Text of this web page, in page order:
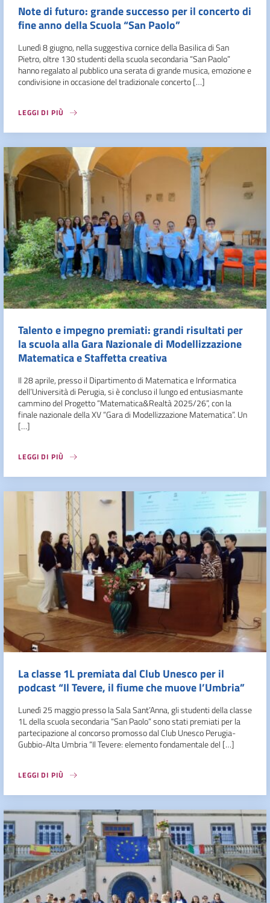
Note di futuro: grande successo per il concerto di
fine anno della Scuola “San Paolo”
Lunedì 8 giugno, nella suggestiva cornice della Basilica di San
Pietro, oltre 130 studenti della scuola secondaria “San Paolo”
hanno regalato al pubblico una serata di grande musica, emozione e
condivisione in occasione del tradizionale concerto […]
LEGGI DI PIÙ
Talento e impegno premiati: grandi risultati per
la scuola alla Gara Nazionale di Modellizzazione
Matematica e Staffetta creativa
Il 28 aprile, presso il Dipartimento di Matematica e Informatica
dell’Università di Perugia, si è concluso il lungo ed entusiasmante
cammino del Progetto “Matematica&Realtà 2025/26”, con la
finale nazionale della XV “Gara di Modellizzazione Matematica”. Un
[…]
LEGGI DI PIÙ
La classe 1L premiata dal Club Unesco per il
podcast “Il Tevere, il fiume che muove l’Umbria”
Lunedì 25 maggio presso la Sala Sant’Anna, gli studenti della classe
1L della scuola secondaria “San Paolo” sono stati premiati per la
partecipazione al concorso promosso dal Club Unesco Perugia-
Gubbio-Alta Umbria “Il Tevere: elemento fondamentale del […]
LEGGI DI PIÙ